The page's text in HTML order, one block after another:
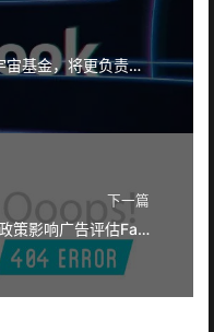
Facebook推出5000万美元元宇宙基金，将更负责地开发元宇宙
下一篇
Facebook指责苹果：你的隐私政策影响广告评估Facebook苹果